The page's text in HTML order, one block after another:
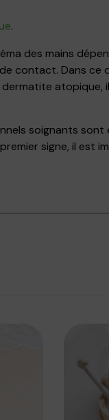
.
des mains
contact. Dans ce
dermatite atopique,
soignants
premier signe, il